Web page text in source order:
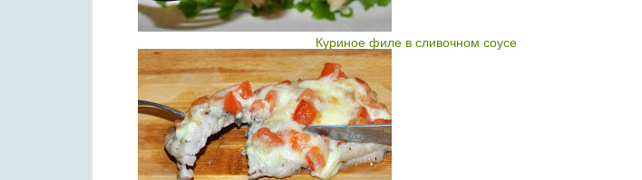
Куриное филе в сливочном соусе